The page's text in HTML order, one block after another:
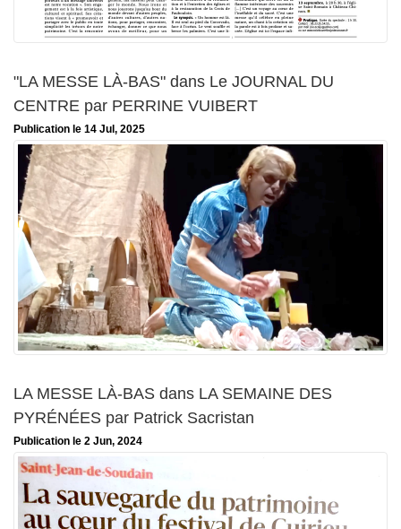
"LA MESSE LÀ-BAS" dans Le JOURNAL DU
CENTRE par PERRINE VUIBERT
Publication le 14 Jul, 2025
LA MESSE LÀ-BAS dans LA SEMAINE DES
PYRÉNÉES par Patrick Sacristan
Publication le 2 Jun, 2024